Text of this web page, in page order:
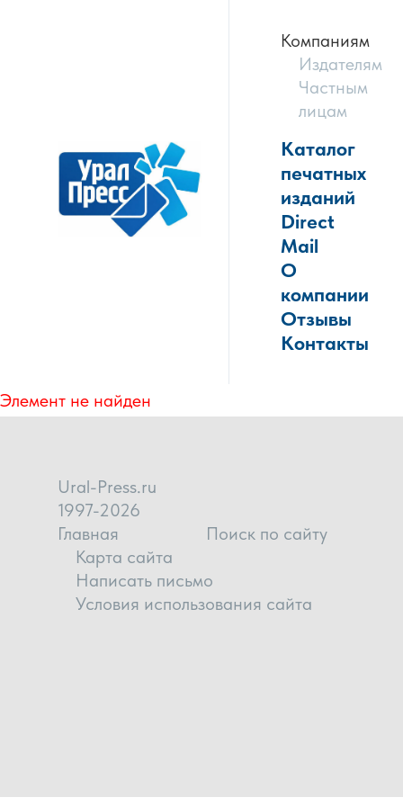
Компаниям
Издателям
Частным
лицам
Каталог
печатных
изданий
Direct
Mail
О
компании
Отзывы
Контакты
Элемент не найден
Ural-Press.ru
1997-2026
Главная
Поиск по сайту
Карта сайта
Написать письмо
Условия использования сайта